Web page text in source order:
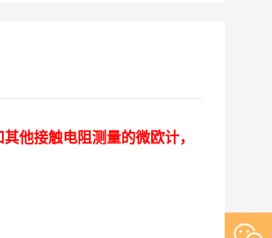
他接触电阻测量的微欧计，